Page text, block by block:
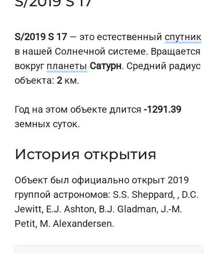
S/2019 S 17— это естественный спутник
в нашей Солнечной системе. Вращается
вокруг планеты Сатурн. Средний радиус
объекта: 2км.
Год на этом объекте длится -1291.39
земных суток.
История открытия
Объект был официально открыт 2019
группой астрономов: S.S. Sheppard, , D.C.
Jewitt, E.J. Ashton, B.J. Gladman, J.-M.
Petit, M. Alexandersen.